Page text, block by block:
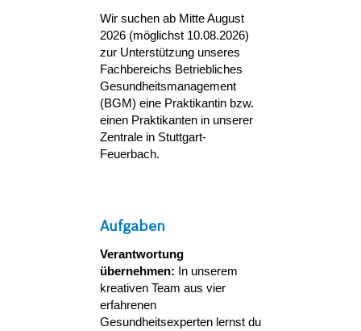
Wir suchen ab Mitte August
2026 (möglichst 10.08.2026)
zur Unterstützung unseres
Fachbereichs Betriebliches
Gesundheitsmanagement
(BGM) eine Praktikantin bzw.
einen Praktikanten in unserer
Zentrale in Stuttgart-
Feuerbach.
Aufgaben
Verantwortung
übernehmen: In unserem
kreativen Team aus vier
erfahrenen
Gesundheitsexperten lernst du